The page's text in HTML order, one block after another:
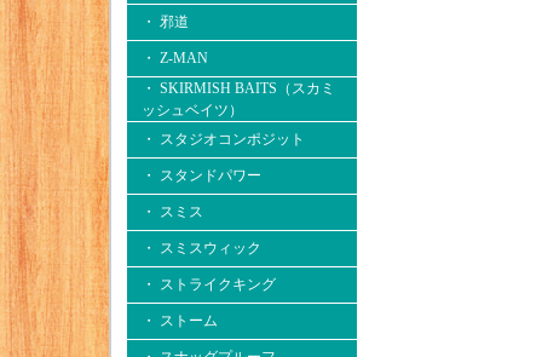
・ 邪道
・ Z-MAN
・ SKIRMISH BAITS（スカミ
ッシュベイツ）
・ スタジオコンポジット
・ スタンドパワー
・ スミス
・ スミスウィック
・ ストライクキング
・ ストーム